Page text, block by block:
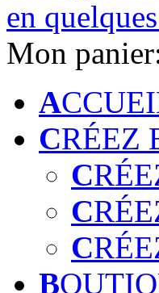
Mon
A
CRÉEZ
C
C
C
B